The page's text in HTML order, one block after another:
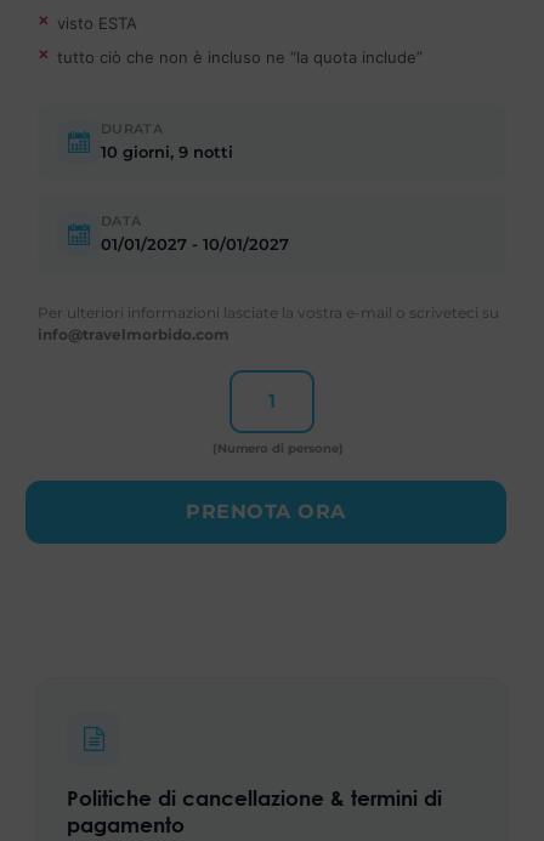
visto ESTA
tutto ciò che non è incluso ne “la quota include”
DURATA
10 giorni, 9 notti
DATA
01/01/2027 - 10/01/2027
Per ulteriori informazioni lasciate la vostra e-mail o scriveteci su
info@travelmorbido.com
(Numero di persone)
PRENOTA ORA
Politiche di cancellazione & termini di
pagamento